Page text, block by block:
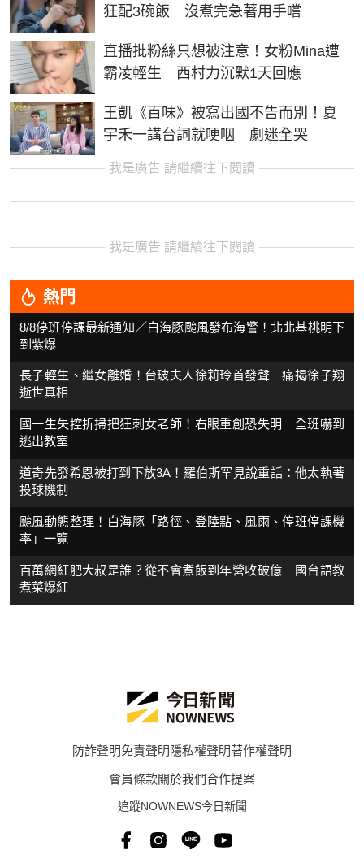
狂配3碗飯 沒煮完急著用手嚐
直播批粉絲只想被注意！女粉Mina遭
霸凌輕生 西村力沉默1天回應
王凱《百味》被寫出國不告而別！夏
宇禾一講台詞就哽咽 劇迷全哭
我是廣告 請繼續往下閱讀
我是廣告 請繼續往下閱讀
熱門
8/8停班停課最新通知／白海豚颱風發布海警！北北基桃明下
到紫爆
長子輕生、繼女離婚！台玻夫人徐莉玲首發聲 痛揭徐子翔
逝世真相
國一生失控折掃把狂刺女老師！右眼重創恐失明 全班嚇到
逃出教室
道奇先發希恩被打到下放3A！羅伯斯罕見說重話：他太執著
投球機制
颱風動態整理！白海豚「路徑、登陸點、風雨、停班停課機
率」一覽
百萬網紅肥大叔是誰？從不會煮飯到年營收破億 國台語教
煮菜爆紅
防詐聲明免責聲明隱私權聲明著作權聲明
會員條款關於我們合作提案
追蹤NOWNEWS今日新聞